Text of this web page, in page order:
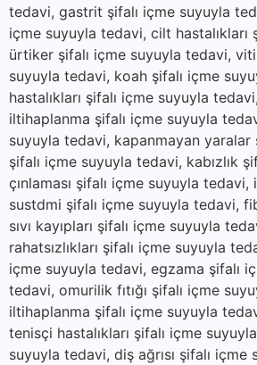
tedavi, gastrit şifalı içme suyuyla
içme suyuyla tedavi, cilt hastalıkları
ürtiker şifalı içme suyuyla tedavi,
suyuyla tedavi, koah şifalı içme
hastalıkları şifalı içme suyuyla
iltihaplanma şifalı içme suyuyla
suyuyla tedavi, kapanmayan yaralar
şifalı içme suyuyla tedavi, kabızlık
çınlaması şifalı içme suyuyla
sustdmi şifalı içme suyuyla tedavi,
sıvı kayıpları şifalı içme suyuyla
rahatsızlıkları şifalı içme suyuyla
içme suyuyla tedavi, egzama şifalı
tedavi, omurilik fıtığı şifalı içme
iltihaplanma şifalı içme suyuyla
tenisçi hastalıkları şifalı içme
suyuyla tedavi, diş ağrısı şifalı